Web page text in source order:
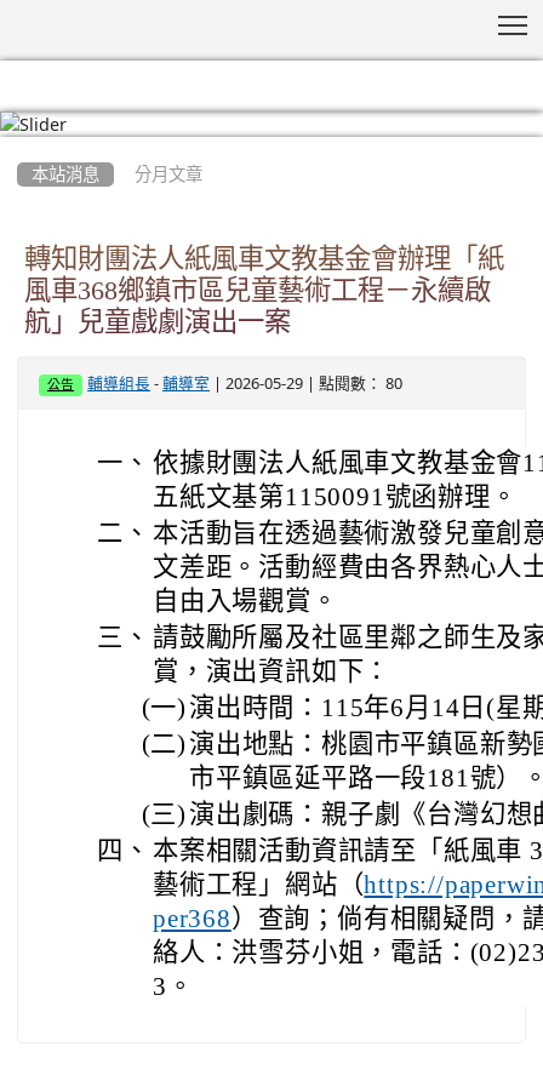
本站消息 分月文章
轉知財團法人紙風車文教基金會辦理「紙
風車368鄉鎮市區兒童藝術工程－永續啟
航」兒童戲劇演出一案
公告 輔導組長 -輔導室 | 2026-05-29 | 點閱數： 80
一、 依據財團法人紙風車文教基金會
五紙文基第1150091號函辦理。
二、 本活動旨在透過藝術激發兒童創
文差距。活動經費由各界熱心人
自由入場觀賞。
三、 請鼓勵所屬及社區里鄰之師生及
賞，演出資訊如下：
(一) 演出時間：115年6月14日(星
(二) 演出地點：桃園市平鎮區新勢
市平鎮區延平路一段181號）
(三) 演出劇碼：親子劇《台灣幻想
四、 本案相關活動資訊請至「紙風車
藝術工程」網站（https://
per368）查詢；倘有相關疑問，
絡人：洪雪芬小姐，電話：
3。